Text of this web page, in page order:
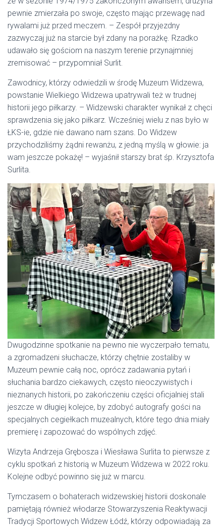
pewnie zmierzała po swoje, często mając przewagę nad
rywalami już przed meczem. – Zespół przyjezdny
zazwyczaj już na starcie był zdany na porażkę. Rzadko
udawało się gościom na naszym terenie przynajmniej
zremisować – przypomniał Surlit.
Zawodnicy, którzy odwiedzili w środę Muzeum Widzewa,
powstanie Wielkiego Widzewa upatrywali też w trudnej
historii jego piłkarzy. – Widzewski charakter wynikał z chęci
sprawdzenia się jako piłkarz. Wcześniej wielu z nas było w
ŁKS-ie, gdzie nie dawano nam szans. Do Widzew
przychodziliśmy żądni rewanżu, z jedną myślą w głowie: ja
wam jeszcze pokażę! – wyjaśnił starszy brat śp. Krzysztofa
Surlita.
Dwugodzinne spotkanie na pewno nie wyczerpało tematu,
a zgromadzeni słuchacze, którzy chętnie zostaliby w
Muzeum pewnie całą noc, oprócz zadawania pytań i
słuchania bardzo ciekawych, często nieoczywistych i
nieznanych historii, po zakończeniu części oficjalniej stali
jeszcze w długiej kolejce, by zdobyć autografy gości na
specjalnych cegiełkach muzealnych, które tego dnia miały
premierę i zapozować do wspólnych zdjęć.
Wizyta Andrzeja Grębosza i Wiesława Surlita to pierwsze z
cyklu spotkań z historią w Muzeum Widzewa w 2022 roku.
Kolejne odbyć powinno się już w marcu.
Tymczasem o bohaterach widzewskiej historii doskonale
pamiętają również włodarze Stowarzyszenia Reaktywacji
Tradycji Sportowych Widzew Łódź, którzy odpowiadają za